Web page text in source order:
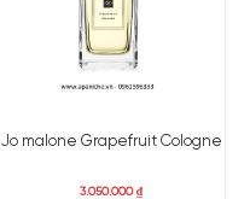
Jo malone Grapefruit Cologne
3.050.000₫